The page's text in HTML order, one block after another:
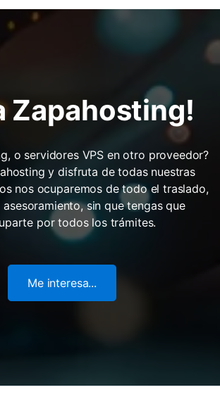
Zapahosting!
o servidores VPS en otro proveedor?
y disfruta de todas nuestras
nos ocuparemos de todo el traslado,
sin que tengas que
por todos los trámites.
Me interesa...